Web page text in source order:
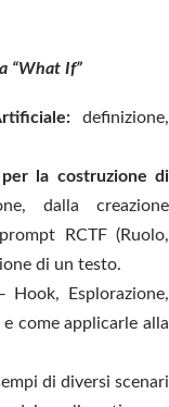
“What If”
definizione,
la costruzione di
dalla creazione
RCTF (Ruolo,
di un testo.
Hook, Esplorazione,
come applicarle alla
di diversi scenari